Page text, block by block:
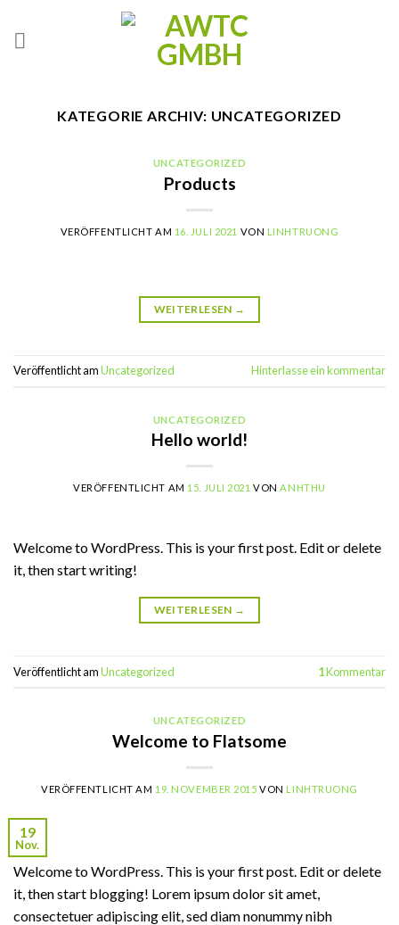
content
KATEGORIE ARCHIV: UNCATEGORIZED
UNCATEGORIZED
Products
VERÖFFENTLICHT AM 16. JULI 2021 VON LINHTRUONG
WEITERLESEN →
Veröffentlicht amUncategorized Hinterlasse ein kommentar
UNCATEGORIZED
Hello world!
VERÖFFENTLICHT AM 15. JULI 2021 VONANHTHU
Welcome to WordPress. This is your first post. Edit or delete
it, then start writing!
WEITERLESEN →
Veröffentlicht amUncategorized 1Kommentar
UNCATEGORIZED
Welcome to Flatsome
VERÖFFENTLICHT AM 19. NOVEMBER 2015 VON LINHTRUONG
19
Nov.
Welcome to WordPress. This is your first post. Edit or delete
it, then start blogging! Lorem ipsum dolor sit amet,
consectetuer adipiscing elit, sed diam nonummy nibh